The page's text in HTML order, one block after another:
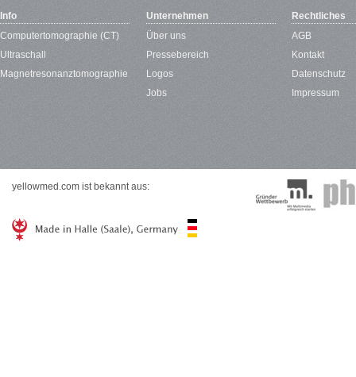
Info
Computertomographie (CT)
Ultraschall
Magnetresonanztomographie
Unternehmen
Über uns
Pressebereich
Logos
Jobs
Rechtliches
AGB
Kontakt
Datenschutz
Impressum
yellowmed.com ist bekannt aus: